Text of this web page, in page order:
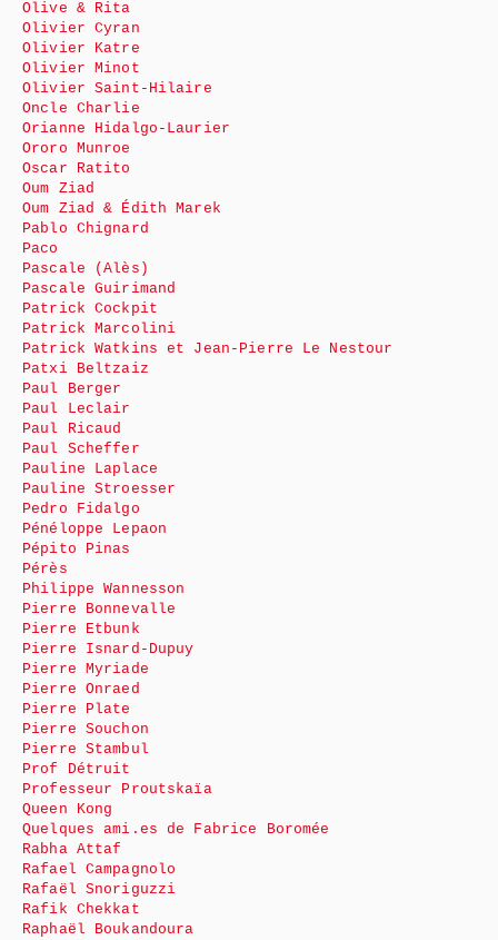
Olive & Rita
Olivier Cyran
Olivier Katre
Olivier Minot
Olivier Saint-Hilaire
Oncle Charlie
Orianne Hidalgo-Laurier
Ororo Munroe
Oscar Ratito
Oum Ziad
Oum Ziad & Édith Marek
Pablo Chignard
Paco
Pascale (Alès)
Pascale Guirimand
Patrick Cockpit
Patrick Marcolini
Patrick Watkins et Jean-Pierre Le Nestour
Patxi Beltzaiz
Paul Berger
Paul Leclair
Paul Ricaud
Paul Scheffer
Pauline Laplace
Pauline Stroesser
Pedro Fidalgo
Pénéloppe Lepaon
Pépito Pinas
Pérès
Philippe Wannesson
Pierre Bonnevalle
Pierre Etbunk
Pierre Isnard-Dupuy
Pierre Myriade
Pierre Onraed
Pierre Plate
Pierre Souchon
Pierre Stambul
Prof Détruit
Professeur Proutskaïa
Queen Kong
Quelques ami.es de Fabrice Boromée
Rabha Attaf
Rafael Campagnolo
Rafaël Snoriguzzi
Rafik Chekkat
Raphaël Boukandoura